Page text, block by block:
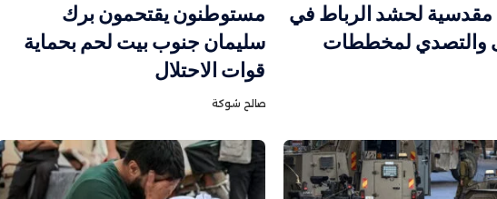
لحشد الرباط في
والتصدي لمخططات
مستوطنون يقتحمون برك
سليمان جنوب بيت لحم بحماية
قوات الاحتلال
صالح شوكة